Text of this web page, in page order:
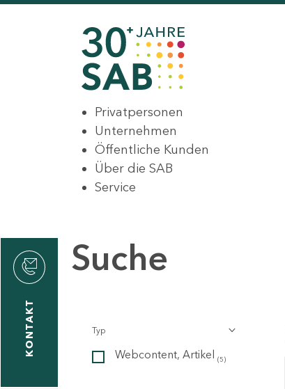
Privatpersonen
Unternehmen
Öffentliche Kunden
Über die SAB
Service
KONTAKT
Suche
Typ
Webcontent, Artikel (5)